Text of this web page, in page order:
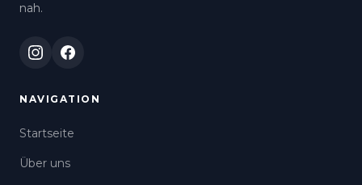
nah.
NAVIGATION
Startseite
Über uns